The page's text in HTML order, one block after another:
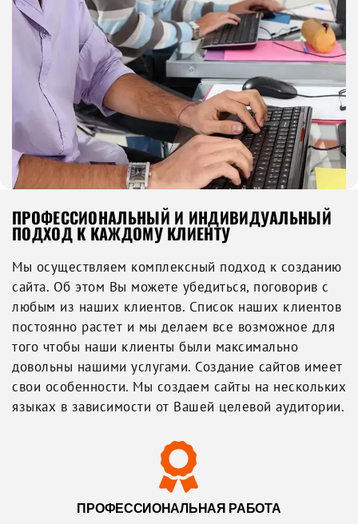
ПРОФЕССИОНАЛЬНЫЙ И ИНДИВИДУАЛЬНЫЙ
ПОДХОД К КАЖДОМУ КЛИЕНТУ
Мы осуществляем комплексный подход к созданию
сайта. Об этом Вы можете убедиться, поговорив с
любым из наших клиентов. Список наших клиентов
постоянно растет и мы делаем все возможное для
того чтобы наши клиенты были максимально
довольны нашими услугами. Создание сайтов имеет
свои особенности. Мы создаем сайты на нескольких
языках в зависимости от Вашей целевой аудитории.
ПРОФЕССИОНАЛЬНАЯ РАБОТА